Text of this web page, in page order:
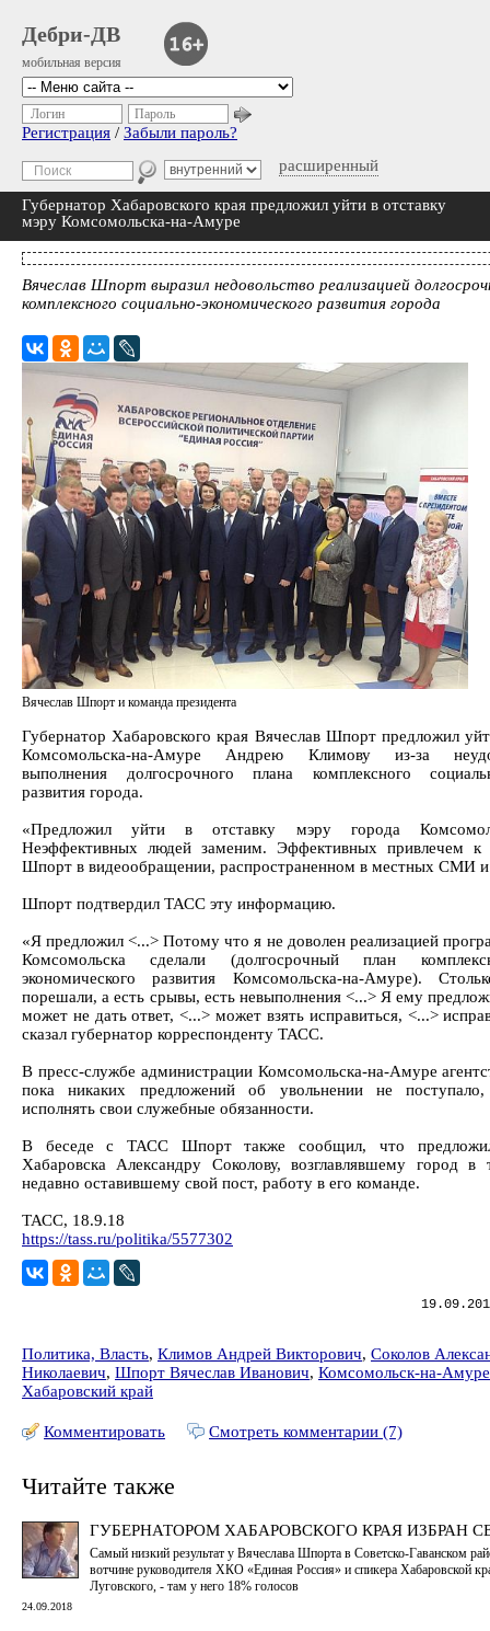
Дебри-ДВ
мобильная версия
расширенный
Логин Пароль
Регистрация / Забыли пароль?
Губернатор Хабаровского края предложил уйти в отставку
мэру Комсомольска-на-Амуре
Вячеслав Шпорт выразил недовольство реализацией
комплексного социально-экономического развития города
Вячеслав Шпорт и команда президента
Губернатор Хабаровского края Вячеслав Шпорт предложил
Комсомольска-на-Амуре Андрею Климову из-за
выполнения долгосрочного плана комплексного
развития города.
«Предложил уйти в отставку мэру города
Неэффективных людей заменим. Эффективных привлечем к
Шпорт в видеообращении, распространенном в местных СМИ и
Шпорт подтвердил ТАСС эту информацию.
«Я предложил <...> Потому что я не доволен реализацией
Комсомольска сделали (долгосрочный план
экономического развития Комсомольска-на-Амуре).
порешали, а есть срывы, есть невыполнения <...> Я ему
может не дать ответ, <...> может взять исправиться, <...>
сказал губернатор корреспонденту ТАСС.
В пресс-службе администрации Комсомольска-на-Амуре
пока никаких предложений об увольнении не
исполнять свои служебные обязанности.
В беседе с ТАСС Шпорт также сообщил, что
Хабаровска Александру Соколову, возглавлявшему город
недавно оставившему свой пост, работу в его команде.
ТАСС, 18.9.18
https://tass.ru/politika/5577302
Политика, Власть, Климов Андрей Викторович, Соколов
Николаевич, Шпорт Вячеслав Иванович, Комсомольск-на-Амуре
Хабаровский край
Комментировать Смотреть комментарии (7)
Читайте также
ГУБЕРНАТОРОМ ХАБАРОВСКОГО КРАЯ ИЗБРАН
Самый низкий результат у Вячеслава Шпорта в Советско-Гаванском
вотчине руководителя ХКО «Единая Россия» и спикера Хабаровской
Луговского, - там у него 18% голосов
24.09.2018